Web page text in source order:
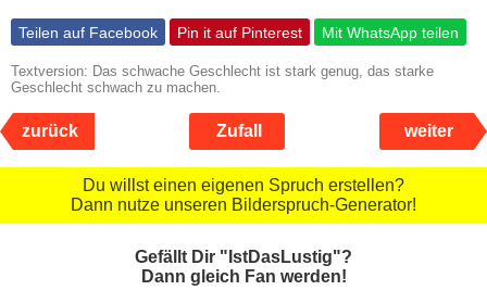
Teilen auf Facebook Pin it auf Pinterest Mit WhatsApp teilen
Textversion: Das schwache Geschlecht ist stark genug, das starke
Geschlecht schwach zu machen.
zurück Zufall weiter
Du willst einen eigenen Spruch erstellen?
Dann nutze unseren Bilderspruch-Generator!
Gefällt Dir "IstDasLustig"?
Dann gleich Fan werden!